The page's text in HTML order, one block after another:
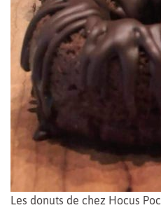
Les donuts de chez Hocus